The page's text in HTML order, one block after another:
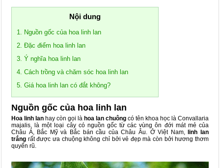
Nội dung
1. Nguồn gốc của hoa linh lan
2. Đặc điểm hoa linh lan
3. Ý nghĩa hoa linh lan
4. Cách trồng và chăm sóc hoa linh lan
5. Giá hoa linh lan có đắt không?
Nguồn gốc của hoa linh lan
Hoa linh lan hay còn gọi là hoa lan chuông có tên khoa học là Convallaria
majalis, là một loại cây có nguồn gốc từ các vùng ôn đới mát mẻ của
Châu Á, Bắc Mỹ và Bắc bán cầu của Châu Âu. Ở Việt Nam,linh lan
trắng rất được ưa chuộng không chỉ bởi vẻ đẹp mà còn bởi hương thơm
quyến rũ.